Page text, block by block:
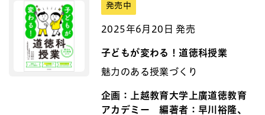
発売中
2025年6月20日 発売
子どもが変わる！道徳科授業
魅力のある授業づくり
企画：上越教育大学上廣道徳教育
アカデミー 編著者：早川裕隆、